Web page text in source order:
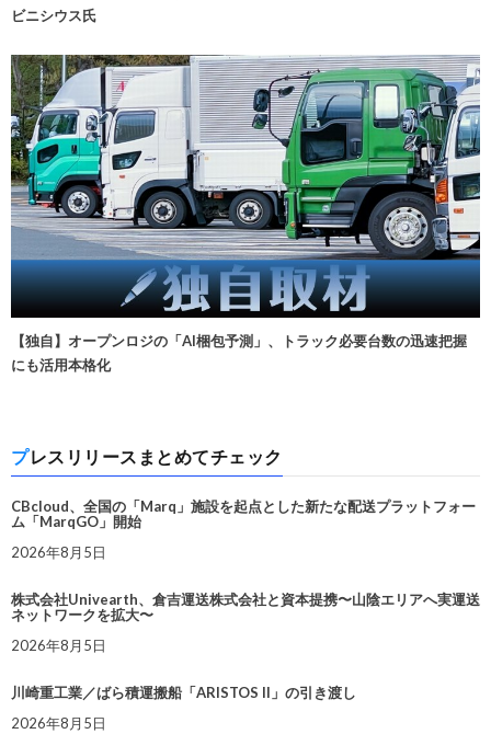
ビニシウス氏
【独自】オープンロジの「AI梱包予測」、トラック必要台数の迅速把握
にも活用本格化
プレスリリースまとめてチェック
CBcloud、全国の「Marq」施設を起点とした新たな配送プラットフォー
ム「MarqGO」開始
2026年8月5日
株式会社Univearth、倉吉運送株式会社と資本提携〜山陰エリアへ実運送
ネットワークを拡大〜
2026年8月5日
川崎重工業／ばら積運搬船「ARISTOS II」の引き渡し
2026年8月5日